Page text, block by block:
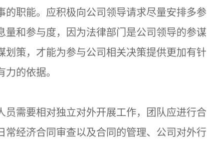
的职能。应积极向公司领导请求尽量安排多参
量和参与度，因为法律部门是公司领导的参谋
划策，才能为参与公司相关决策提供更加有针
的依据。
需要相对独立对外开展工作，团队应进行合
常经济合同审查以及合同的管理、公司对外行